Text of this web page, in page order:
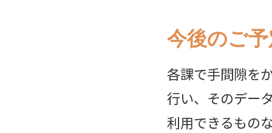
今後のご
各課で手間隙を
行い、そのデー
利用できるもの